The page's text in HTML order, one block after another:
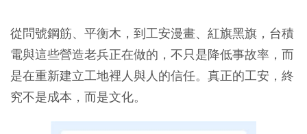
從問號鋼筋、平衡木，到工安漫畫、紅旗黑旗，台積
電與這些營造老兵正在做的，不只是降低事故率，而
是在重新建立工地裡人與人的信任。真正的工安，終
究不是成本，而是文化。